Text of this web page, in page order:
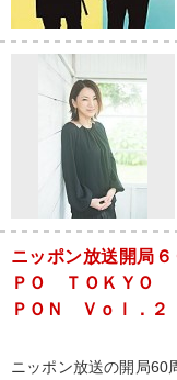
ニッポン放送開局
ＰＯ ＴＯＫＹＯ
ＰＯＮ Ｖｏｌ．２
ニッポン放送の開局60